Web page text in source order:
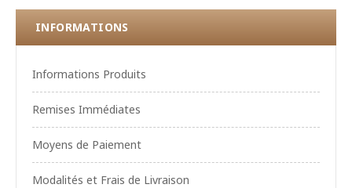
INFORMATIONS
Informations Produits
Remises Immédiates
Moyens de Paiement
Modalités et Frais de Livraison